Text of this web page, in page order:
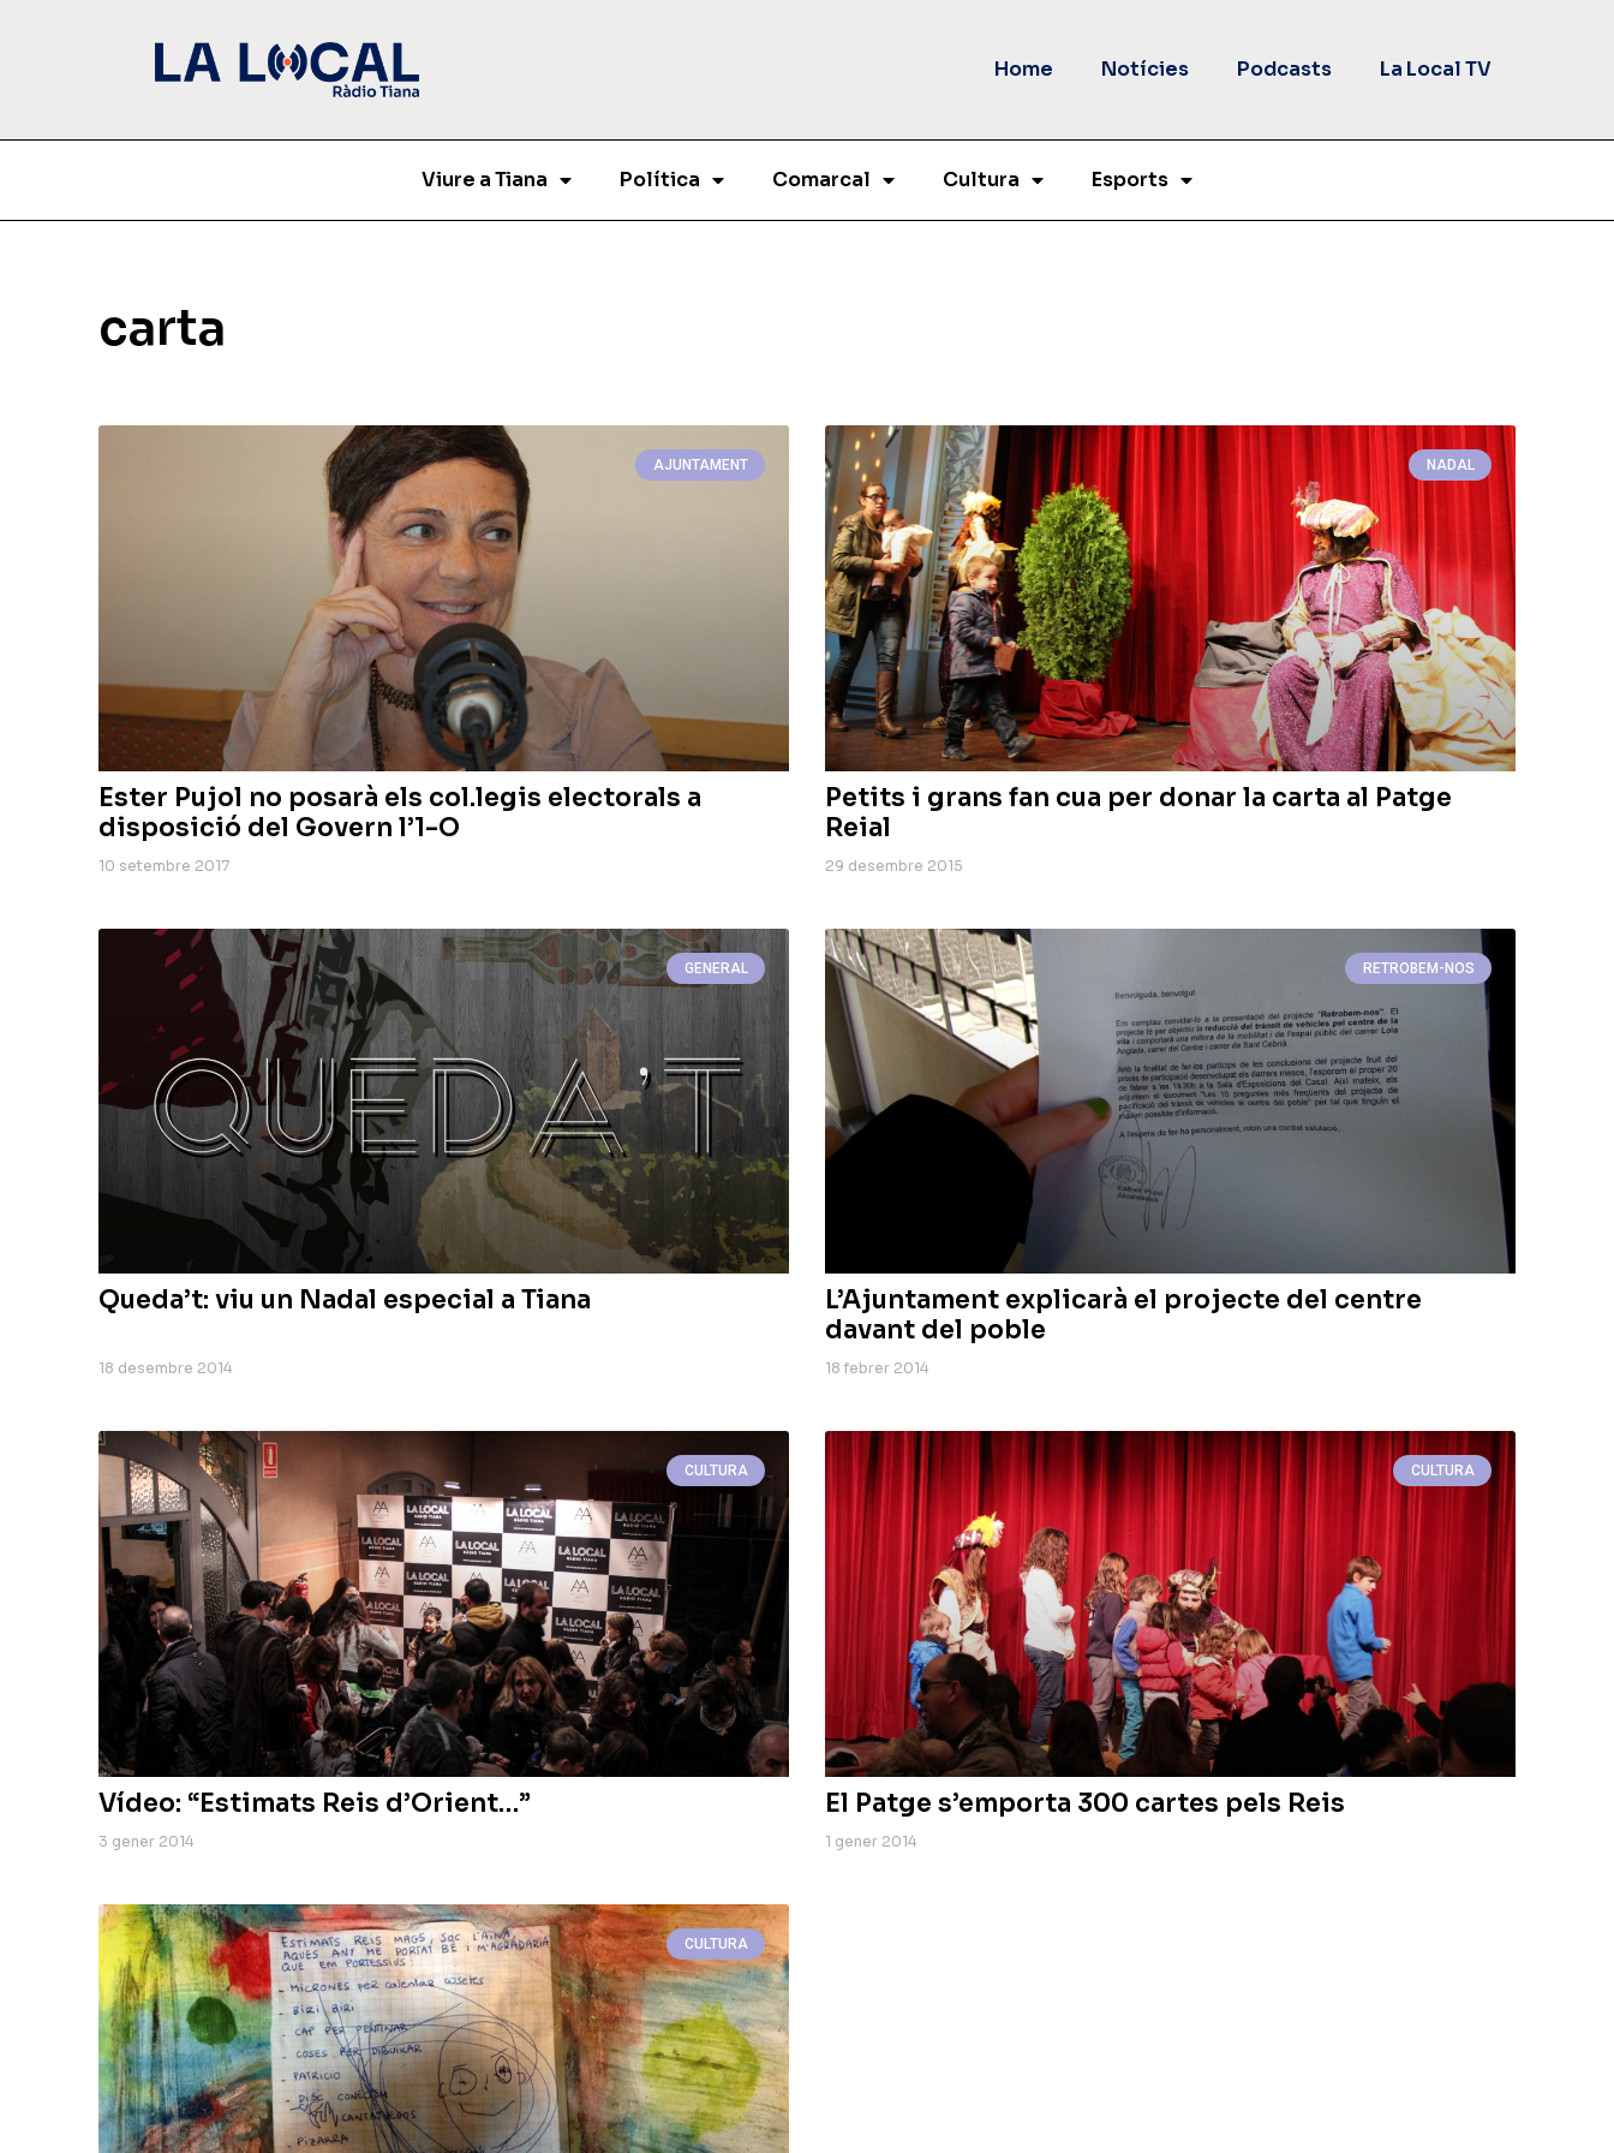
Home Notícies Podcasts La Local TV
Viure a Tiana Política Comarcal Cultura Esports
carta
AJUNTAMENT
Ester Pujol no posarà els col.legis electorals a
disposició del Govern l’1-O
10 setembre 2017
NADAL
Petits i grans fan cua per donar la carta al Patge
Reial
29 desembre 2015
GENERAL
Queda’t: viu un Nadal especial a Tiana
18 desembre 2014
RETROBEM-NOS
L’Ajuntament explicarà el projecte del centre
davant del poble
18 febrer 2014
CULTURA
Vídeo: “Estimats Reis d’Orient…”
3 gener 2014
CULTURA
El Patge s’emporta 300 cartes pels Reis
1 gener 2014
CULTURA